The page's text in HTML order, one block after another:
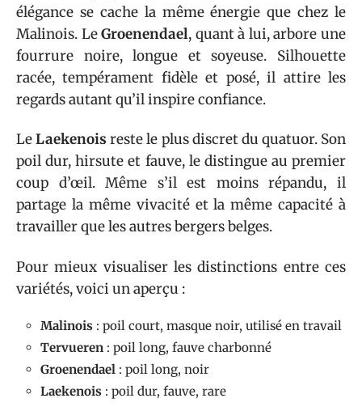
élégance se cache la même énergie que chez le
Malinois. LeGroenendael, quant à lui, arbore une
fourrure noire, longue et soyeuse. Silhouette
racée, tempérament fidèle et posé, il attire les
regards autant qu’il inspire confiance.
LeLaekenois reste le plus discret du quatuor. Son
poil dur, hirsute et fauve, le distingue au premier
coup d’œil. Même s’il est moins répandu, il
partage la même vivacité et la même capacité à
travailler que les autres bergers belges.
Pour mieux visualiser les distinctions entre ces
variétés, voici un aperçu :
Malinois : poil court, masque noir, utilisé en travail
Tervueren : poil long, fauve charbonné
Groenendael : poil long, noir
Laekenois : poil dur, fauve, rare